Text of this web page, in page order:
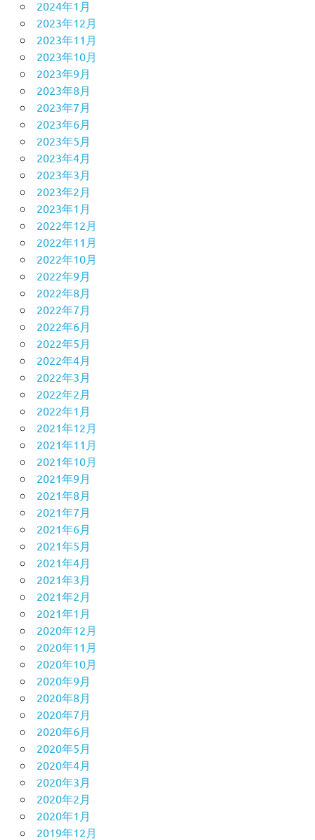
2024年1月
2023年12月
2023年11月
2023年10月
2023年9月
2023年8月
2023年7月
2023年6月
2023年5月
2023年4月
2023年3月
2023年2月
2023年1月
2022年12月
2022年11月
2022年10月
2022年9月
2022年8月
2022年7月
2022年6月
2022年5月
2022年4月
2022年3月
2022年2月
2022年1月
2021年12月
2021年11月
2021年10月
2021年9月
2021年8月
2021年7月
2021年6月
2021年5月
2021年4月
2021年3月
2021年2月
2021年1月
2020年12月
2020年11月
2020年10月
2020年9月
2020年8月
2020年7月
2020年6月
2020年5月
2020年4月
2020年3月
2020年2月
2020年1月
2019年12月